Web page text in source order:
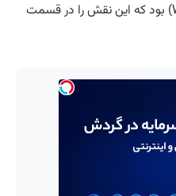
شخصیت “وایدستایل” (Wyldstyle) بود که این نقش را در قسمت